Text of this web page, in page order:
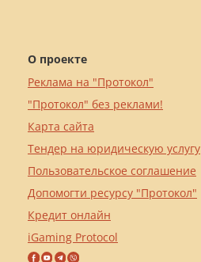
О проекте
Реклама на "Протокол"
"Протокол" без реклами!
Карта сайта
Тендер на юридическую услугу
Пользовательское соглашение
Допомогти ресурсу "Протокол"
Кредит онлайн
iGaming Protocol